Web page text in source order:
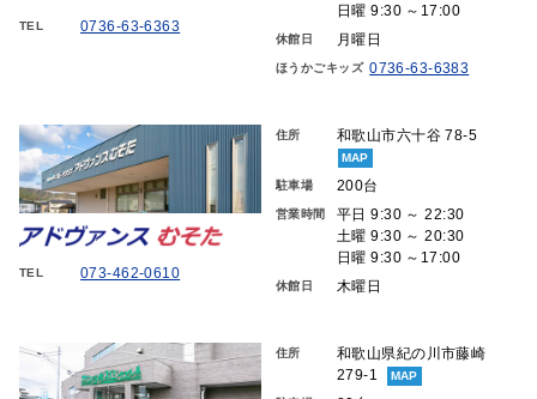
TEL 0736-63-6363
日曜 9:30 ～17:00
休館日 月曜日
ほうかごキッズ 0736-63-6383
TEL 073-462-0610
住所 和歌山市六十谷 78-5
MAP
駐車場 200台
営業時間
平日 9:30 ～ 22:30
土曜 9:30 ～ 20:30
日曜 9:30 ～17:00
休館日 木曜日
住所
和歌山県紀の川市藤崎
279-1
MAP